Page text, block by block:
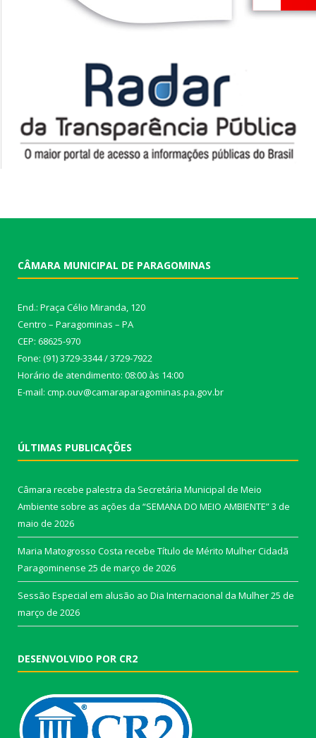
CÂMARA MUNICIPAL DE PARAGOMINAS
End.: Praça Célio Miranda, 120
Centro – Paragominas – PA
CEP: 68625-970
Fone: (91) 3729-3344 / 3729-7922
Horário de atendimento: 08:00 às 14:00
E-mail: cmp.ouv@camaraparagominas.pa.gov.br
ÚLTIMAS PUBLICAÇÕES
Câmara recebe palestra da Secretária Municipal de Meio
Ambiente sobre as ações da “SEMANA DO MEIO AMBIENTE”3 de
maio de 2026
Maria Matogrosso Costa recebe Título de Mérito Mulher Cidadã
Paragominense 25 de março de 2026
Sessão Especial em alusão ao Dia Internacional da Mulher25 de
março de 2026
DESENVOLVIDO POR CR2